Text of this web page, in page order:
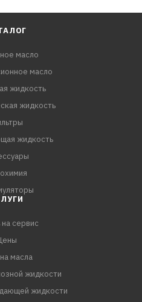
масло
масло
жидкость
жидкость
жидкость
на сервис
масла
жидкости
жидкости